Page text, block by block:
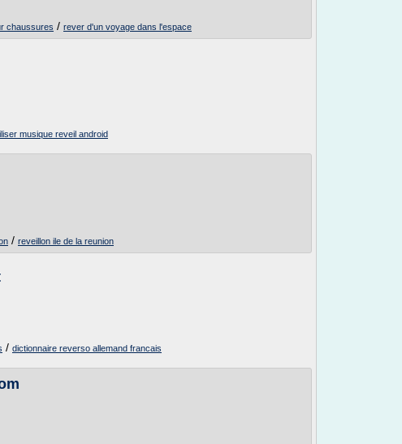
chaussures / rever d'un voyage dans l'espace
musique reveil android
/ reveillon ile de la reunion
/ dictionnaire reverso allemand francais